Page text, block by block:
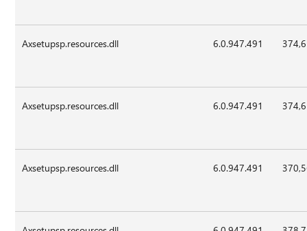
Axsetupsp.resources.dll 6.0.947.491
Axsetupsp.resources.dll 6.0.947.491
Axsetupsp.resources.dll 6.0.947.491